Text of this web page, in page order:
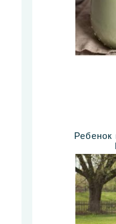
Ребенок